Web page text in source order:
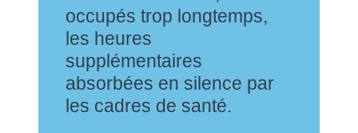
occupés trop longtemps,
les heures
supplémentaires
absorbées en silence par
les cadres de santé.